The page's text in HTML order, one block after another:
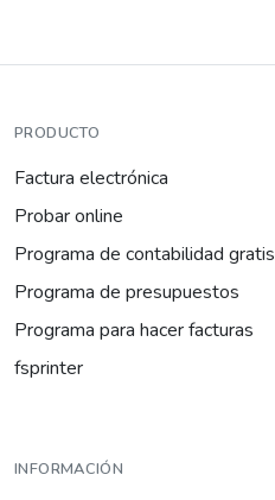
PRODUCTO
Factura electrónica
Probar online
Programa de contabilidad gratis
Programa de presupuestos
Programa para hacer facturas
fsprinter
INFORMACIÓN